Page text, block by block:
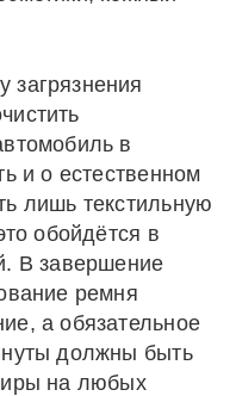
в
и о естественном
лишь текстильную
обойдётся в
В завершение
ремня
а обязательное
должны быть
на любых